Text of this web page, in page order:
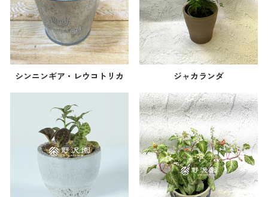
シンニンギア・レウコトリカ ジャカランダ